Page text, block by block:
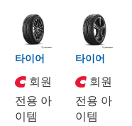
타이어
회원
전용 아
이템
타이어
회원
전용 아
이템